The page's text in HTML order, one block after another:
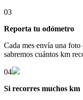
03
Reporta tu odómetro
Cada mes envía una
sabremos cuántos km
04
Si recorres muchos km